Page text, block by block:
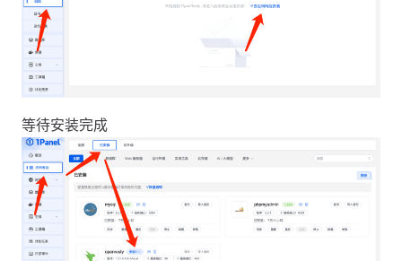
等待安装完成